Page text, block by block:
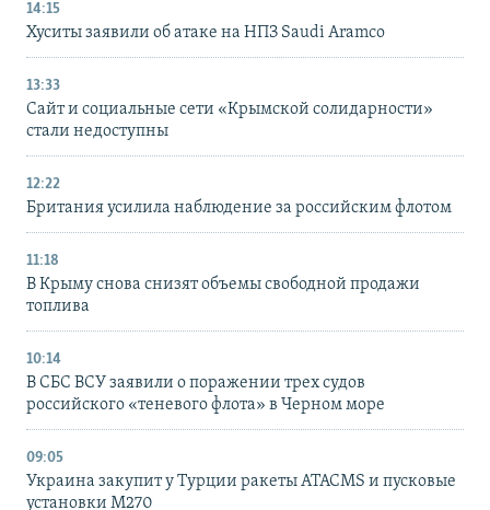
14:15
Хуситы заявили об атаке на НПЗ Saudi Aramco
13:33
Сайт и социальные сети «Крымской солидарности»
стали недоступны
12:22
Британия усилила наблюдение за российским флотом
11:18
В Крыму снова снизят объемы свободной продажи
топлива
10:14
В СБС ВСУ заявили о поражении трех судов
российского «теневого флота» в Черном море
09:05
Украина закупит у Турции ракеты ATACMS и пусковые
установки M270